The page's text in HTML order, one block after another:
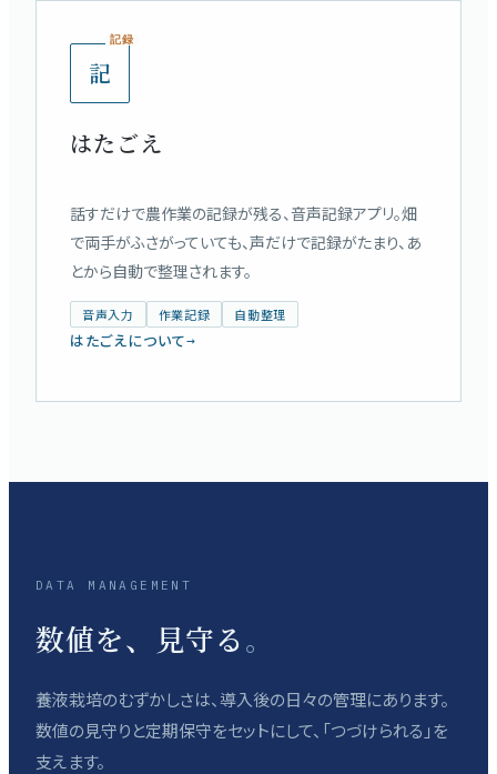
記
記録
はたごえ
話すだけで農作業の記録が残る、音声記録アプリ。畑
で両手がふさがっていても、声だけで記録がたまり、あ
とから自動で整理されます。
音声入力 作業記録 自動整理
はたごえについて→
DATA MANAGEMENT
数値を、見守る。
養液栽培のむずかしさは、導入後の日々の管理にあります。
数値の見守りと定期保守をセットにして、「つづけられる」を
支えます。